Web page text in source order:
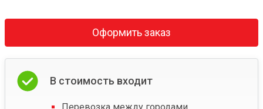
Оформить заказ
В стоимость входит